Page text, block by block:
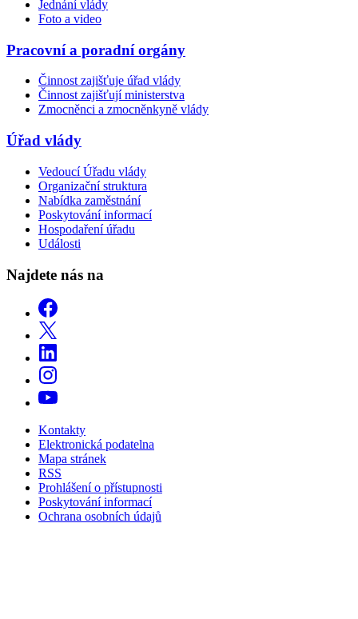
Jednání vlády
Foto a video
Pracovní a poradní orgány
Činnost zajišťuje úřad vlády
Činnost zajišťují ministerstva
Zmocněnci a zmocněnkyně vlády
Úřad vlády
Vedoucí Úřadu vlády
Organizační struktura
Nabídka zaměstnání
Poskytování informací
Hospodaření úřadu
Události
Najdete nás na
Kontakty
Elektronická podatelna
Mapa stránek
RSS
Prohlášení o přístupnosti
Poskytování informací
Ochrana osobních údajů